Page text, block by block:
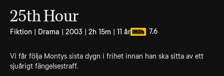
25th Hour
Fiktion | Drama | 2003 | 2h 15m | 11 år 7.6
Vi får följa Montys sista dygn i frihet innan han ska sitta av ett
sjuårigt fängelsestraff.